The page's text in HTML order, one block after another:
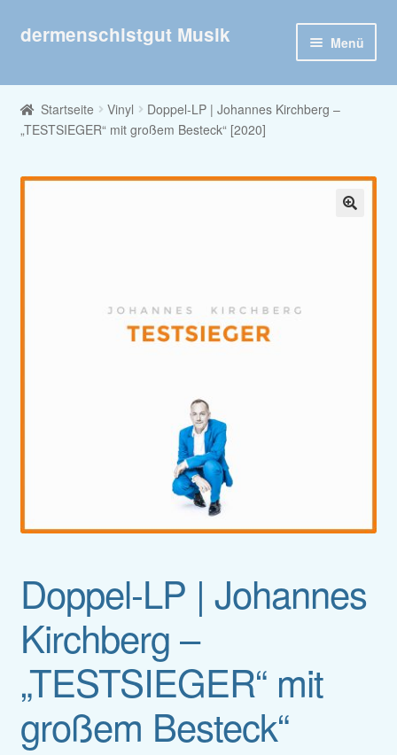
Zur
Zum
dermenschistgut Musik Menü
Willkommen
Veröffentlichungen nach Jahr
Veröffentlichungen nach Interpret
Startseite Vinyl
Doppel-LP | Johannes Kirchberg –
„TESTSIEGER“ mit großem Besteck“ [2020]
Doppel-LP | Johannes
Kirchberg –
„TESTSIEGER“ mit
großem Besteck“